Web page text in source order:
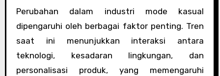
Perubahan dalam industri mode kasual
dipengaruhi oleh berbagai faktor penting. Tren
saat ini menunjukkan interaksi antara
teknologi, kesadaran lingkungan, dan
personalisasi produk, yang memengaruhi